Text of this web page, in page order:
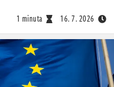
1 minuta 16. 7. 2026